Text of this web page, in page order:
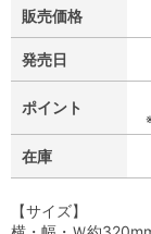
販売価格
発売日
ポイント
在庫
【サイズ】